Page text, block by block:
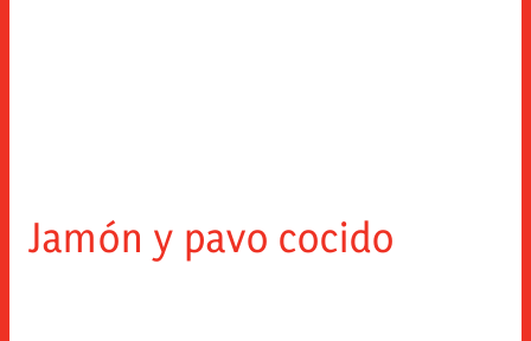
Jamón y pavo cocido